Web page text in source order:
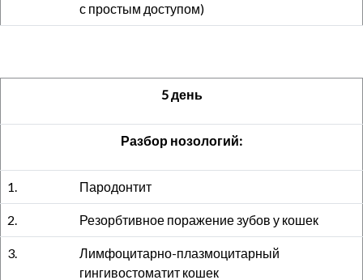
с простым доступом)
5 день
Разбор нозологий:
1. Пародонтит
2. Резорбтивное поражение зубов у кошек
3.
Лимфоцитарно-плазмоцитарный
гингивостоматит кошек